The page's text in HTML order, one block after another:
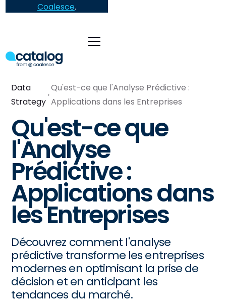
Coalesce.
Data
Strategy
Qu'est-ce que l'Analyse Prédictive :
Applications dans les Entreprises
Qu'est-ce que
l'Analyse
Prédictive :
Applications dans
les Entreprises
Découvrez comment l'analyse
prédictive transforme les entreprises
modernes en optimisant la prise de
décision et en anticipant les
tendances du marché.